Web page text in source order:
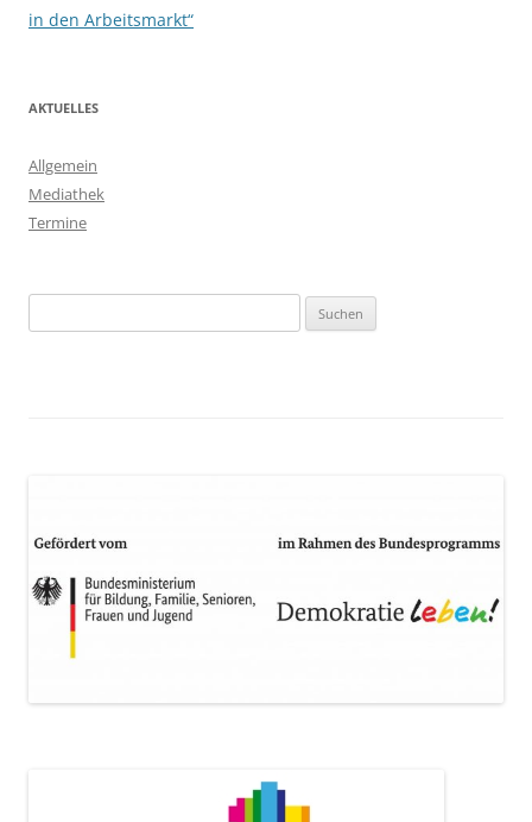
in den Arbeitsmarkt“
AKTUELLES
Allgemein
Mediathek
Termine
nach: